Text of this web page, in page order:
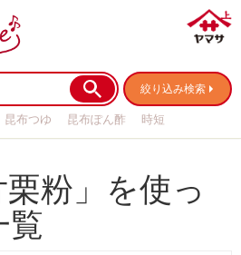
絞り込み検索
昆布つゆ 昆布ぽん酢
時短
栗粉」を使っ
覧